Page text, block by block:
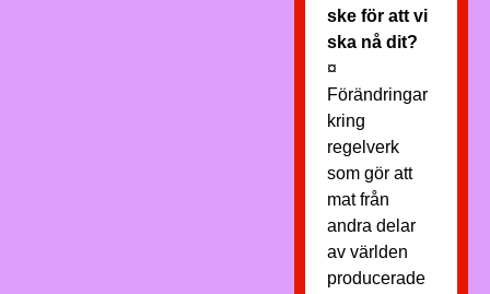
ske för att vi
ska nå dit?
¤
Förändringar
kring
regelverk
som gör att
mat från
andra delar
av världen
producerade